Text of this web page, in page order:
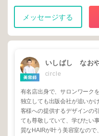
メッセージする
いしばし なお
circle
有名店出身で、サロンワーク
独立しても出版会社が追いか
客様への提供するデザインの
ても尊敬していて、学びたい
質なHAIRが叶う美容室なの